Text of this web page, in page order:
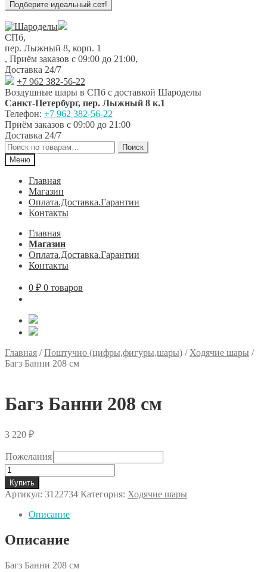
Перейти
к
навигации
Перейти
к
содержимому
СПб,
пер. Лыжный 8, корп. 1
, Приём заказов с 09:00 до 21:00,
Доставка 24/7
+7 962 382-56-22
Воздушные шары в СПб с доставкой Шароделы
Санкт-Петербург, пер. Лыжный 8 к.1
Телефон: +7 962 382-56-22
Приём заказов с 09:00 до 21:00
Доставка 24/7
Искать:
Поиск
Меню
Главная
Магазин
Оплата.Доставка.Гарантии
Контакты
Главная
Магазин
Оплата.Доставка.Гарантии
Контакты
0 ₽ 0 товаров
Главная /Поштучно (цифры,фигуры,шары) /Ходячие шары /
Багз Банни 208 см
Багз Банни 208 см
3 220 ₽
Пожелания
Количество
товара
Багз
Банни
Купить
Артикул: 3122734 Категория: Ходячие шары
Описание
Описание
Багз Банни 208 см